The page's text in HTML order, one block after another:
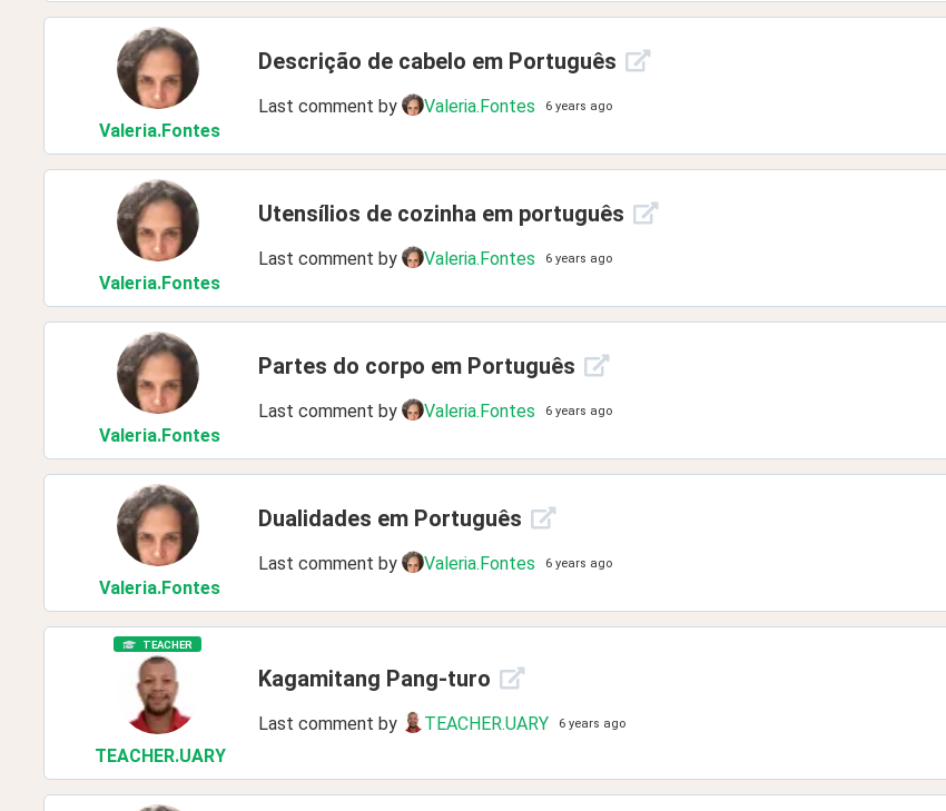
Valeria.Fontes
Descrição de cabelo em Português
Last comment by
Valeria.Fontes 6 years ago
Valeria.Fontes
Utensílios de cozinha em português
Last comment by
Valeria.Fontes 6 years ago
Valeria.Fontes
Partes do corpo em Português
Last comment by
Valeria.Fontes 6 years ago
Valeria.Fontes
Dualidades em Português
Last comment by
Valeria.Fontes 6 years ago
TEACHER
TEACHER.UARY
Kagamitang Pang-turo
Last comment by
TEACHER.UARY 6 years ago